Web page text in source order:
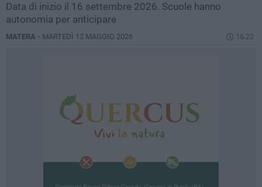
Data di inizio il 16 settembre 2026. Scuole hanno
autonomia per anticipare
MATERA - MARTEDÌ 12 MAGGIO 2026 16.22